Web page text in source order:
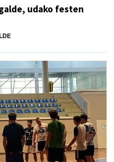
udako festen